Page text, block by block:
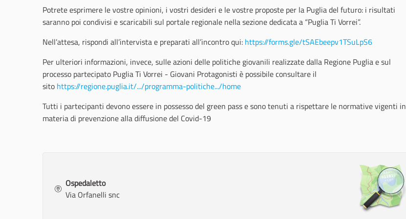
Potrete esprimere le vostre opinioni, i vostri desideri e le vostre proposte per la Puglia del futuro: i risultati
saranno poi condivisi e scaricabili sul portale regionale nella sezione dedicata a “Puglia Ti Vorrei”.
Nell’attesa, rispondi all’intervista e preparati all’incontro qui: https://forms.gle/tSAEbeepv1TSuLpS6
Per ulteriori informazioni, invece, sulle azioni delle politiche giovanili realizzate dalla Regione Puglia e sul
processo partecipato Puglia Ti Vorrei - Giovani Protagonisti è possibile consultare il
sito https://regione.puglia.it/.../programma-politiche.../home
Tutti i partecipanti devono essere in possesso del green pass e sono tenuti a rispettare le normative vigenti in
materia di prevenzione alla diffusione del Covid-19
Ospedaletto
Via Orfanelli snc